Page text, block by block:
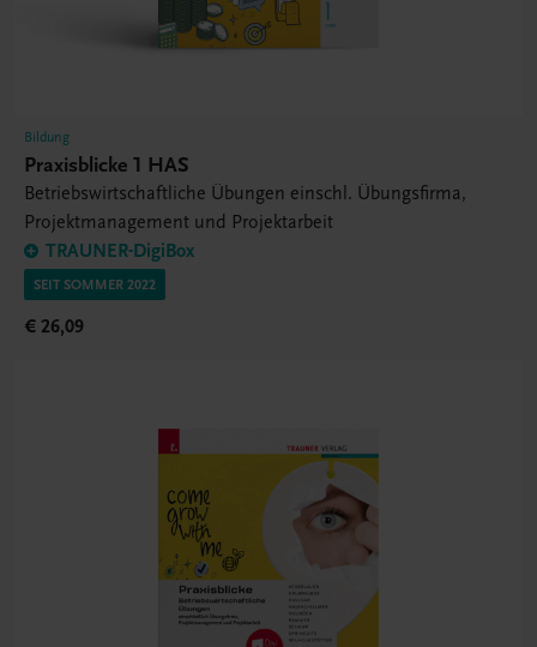
Bildung
Praxisblicke 1 HAS
Betriebswirtschaftliche Übungen einschl. Übungsfirma,
Projektmanagement und Projektarbeit
TRAUNER-DigiBox
SEIT SOMMER 2022
€ 26,09